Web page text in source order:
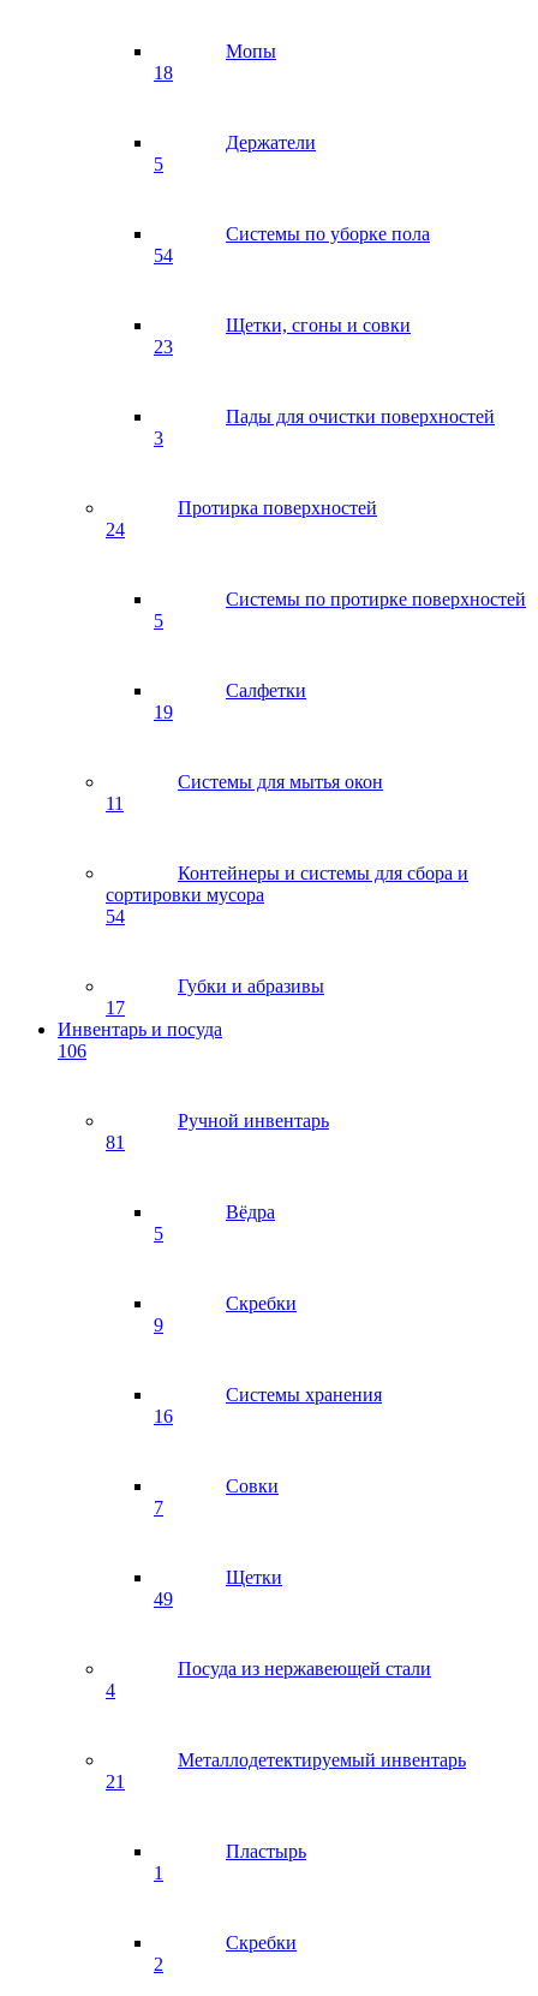
Мопы
18
Держатели
5
Системы по уборке пола
54
Щетки, сгоны и совки
23
Пады для очистки поверхностей
3
Протирка поверхностей
24
Системы по протирке поверхностей
5
Салфетки
19
Системы для мытья окон
11
Контейнеры и системы для сбора и
сортировки мусора
54
Губки и абразивы
17
Инвентарь и посуда
106
Ручной инвентарь
81
Вёдра
5
Скребки
9
Системы хранения
16
Совки
7
Щетки
49
Посуда из нержавеющей стали
4
Металлодетектируемый инвентарь
21
Пластырь
1
Скребки
2